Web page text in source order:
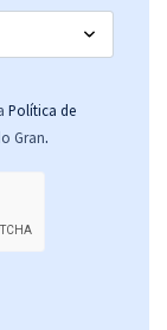
Política de
Gran.